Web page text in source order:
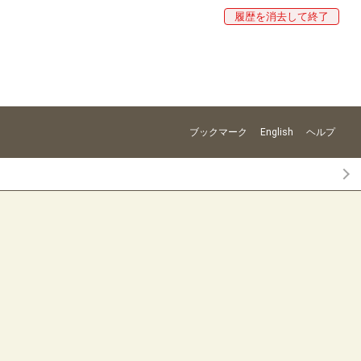
履歴を消去して終了
ブックマーク English ヘルプ